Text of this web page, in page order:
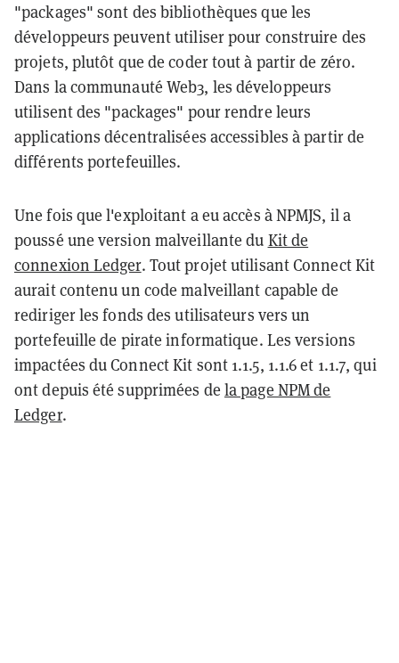
"packages" sont des bibliothèques que les
développeurs peuvent utiliser pour construire des
projets, plutôt que de coder tout à partir de zéro.
Dans la communauté Web3, les développeurs
utilisent des "packages" pour rendre leurs
applications décentralisées accessibles à partir de
différents portefeuilles.
Une fois que l'exploitant a eu accès à NPMJS, il a
poussé une version malveillante du Kit de
connexion Ledger. Tout projet utilisant Connect Kit
aurait contenu un code malveillant capable de
rediriger les fonds des utilisateurs vers un
portefeuille de pirate informatique. Les versions
impactées du Connect Kit sont 1.1.5, 1.1.6 et 1.1.7, qui
ont depuis été supprimées de la page NPM de
Ledger.